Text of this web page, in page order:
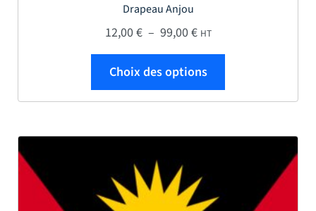
Drapeau Anjou
12,00€ – 99,00€Plage de prix : 12,00 €
HT
Choix des options